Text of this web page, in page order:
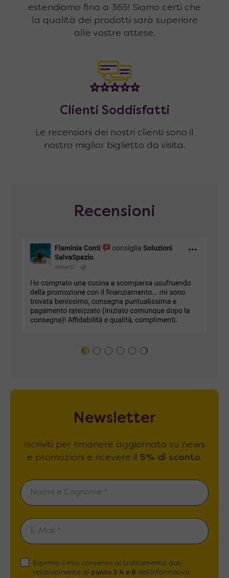
estendiamo fino a 365! Siamo certi che
la qualità dei prodotti sarà superiore
alle vostre attese.
Clienti Soddisfatti
Le recensioni dei nostri clienti sono il
nostro miglior biglietto da visita.
Recensioni
Newsletter
Iscriviti per rimanere aggiornato su news
e promozioni e ricevere il 5% di sconto.
Esprimo il mio consenso al trattamento dati
relativamente al punto 2 A e B dell'informativa